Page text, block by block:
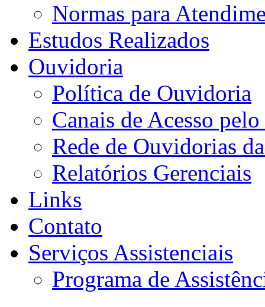
Normas para
Estudos Realizados
Ouvidoria
Política de Ouvidoria
Canais de Acesso
Rede de Ouvidorias
Relatórios Gerenciais
Links
Contato
Serviços Assistenciais
Programa de